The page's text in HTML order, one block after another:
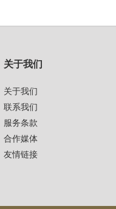
关于我们
关于我们
联系我们
服务条款
合作媒体
友情链接